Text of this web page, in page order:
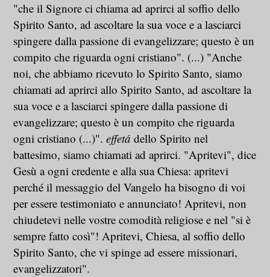
"che il Signore ci chiama ad aprirci al soffio dello
Spirito Santo, ad ascoltare la sua voce e a lasciarci
spingere dalla passione di evangelizzare; questo è un
compito che riguarda ogni cristiano". (...) "Anche
noi, che abbiamo ricevuto lo Spirito Santo, siamo
chiamati ad aprirci allo Spirito Santo, ad ascoltare la
sua voce e a lasciarci spingere dalla passione di
evangelizzare; questo è un compito che riguarda
ogni cristiano (...)".effetá dello Spirito nel
battesimo, siamo chiamati ad aprirci. "Apritevi", dice
Gesù a ogni credente e alla sua Chiesa: apritevi
perché il messaggio del Vangelo ha bisogno di voi
per essere testimoniato e annunciato! Apritevi, non
chiudetevi nelle vostre comodità religiose e nel "si è
sempre fatto così"! Apritevi, Chiesa, al soffio dello
Spirito Santo, che vi spinge ad essere missionari,
evangelizzatori".